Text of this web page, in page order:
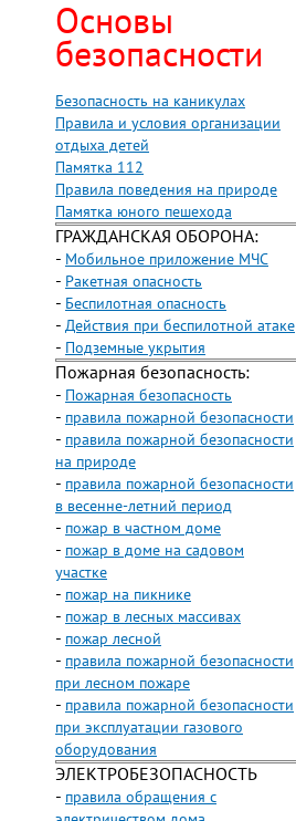
Основы
безопасности
Безопасность на каникулах
Правила и условия организации
отдыха детей
Памятка 112
Правила поведения на природе
Памятка юного пешехода
ГРАЖДАНСКАЯ ОБОРОНА:
- Мобильное приложение МЧС
- Ракетная опасность
- Беспилотная опасность
- Действия при беспилотной атаке
- Подземные укрытия
Пожарная безопасность:
- Пожарная безопасность
- правила пожарной безопасности
- правила пожарной безопасности
на природе
- правила пожарной безопасности
в весенне-летний период
- пожар в частном доме
- пожар в доме на садовом
участке
- пожар на пикнике
- пожар в лесных массивах
- пожар лесной
- правила пожарной безопасности
при лесном пожаре
- правила пожарной безопасности
при эксплуатации газового
оборудования
ЭЛЕКТРОБЕЗОПАСНОСТЬ
- правила обращения с